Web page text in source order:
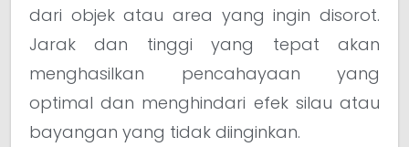
dari objek atau area yang ingin disorot.
Jarak dan tinggi yang tepat akan
menghasilkan pencahayaan yang
optimal dan menghindari efek silau atau
bayangan yang tidak diinginkan.